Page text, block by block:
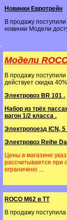
Новинки Евротрейн
В продажу
новинки Модели
Модели
В продажу
действует скидка 40%
Электровоз BR 101 .
Набор из трёх
вагон 1/2 класса .
Электропоезд ICN,
Электровоз Reihe
Цены в магазине
рассчитывается при
ограничено ...
ROCO M62 в ТТ
В продажу